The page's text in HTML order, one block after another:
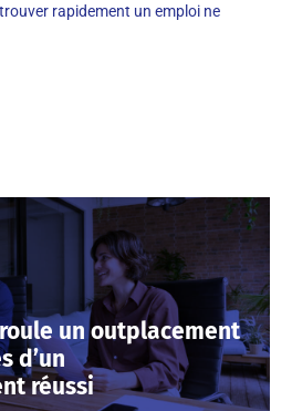
rapidement un emploi ne
un outplacement
d’un
réussi